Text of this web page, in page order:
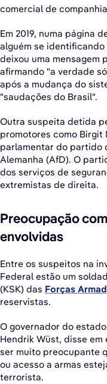
comercial de
Em 2019, numa página
alguém se identificando
deixou uma mensagem
afirmando "a verdade
após a mudança do
"saudações do Brasil".
Outra suspeita detida
promotores como Birgit
parlamentar do partido
Alemanha (AfD). O
dos serviços de
extremistas de direita.
Preocupação
envolvidas
Entre os suspeitos na
Federal estão um
(KSK) das Forças
reservistas.
O governador do
Hendrik Wüst, disse
ser muito preocupante
ou acesso a armas
terrorista.